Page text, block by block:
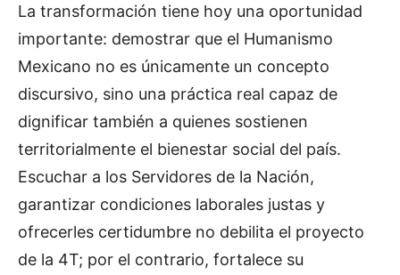
La transformación tiene hoy una oportunidad
importante: demostrar que el Humanismo
Mexicano no es únicamente un concepto
discursivo, sino una práctica real capaz de
dignificar también a quienes sostienen
territorialmente el bienestar social del país.
Escuchar a los Servidores de la Nación,
garantizar condiciones laborales justas y
ofrecerles certidumbre no debilita el proyecto
de la 4T; por el contrario, fortalece su